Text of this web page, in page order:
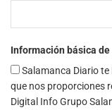
Información básica
Salamanca Diario
que nos proporciones
Digital Info Grupo